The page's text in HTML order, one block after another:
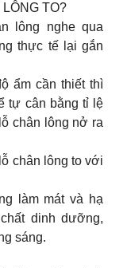
TO?
lông nghe qua
thực tế lại gắn
ẩm cần thiết thì
tự cân bằng tỉ lệ
chân lông nở ra
chân lông to với
làm mát và hạ
dinh dưỡng,
sáng.